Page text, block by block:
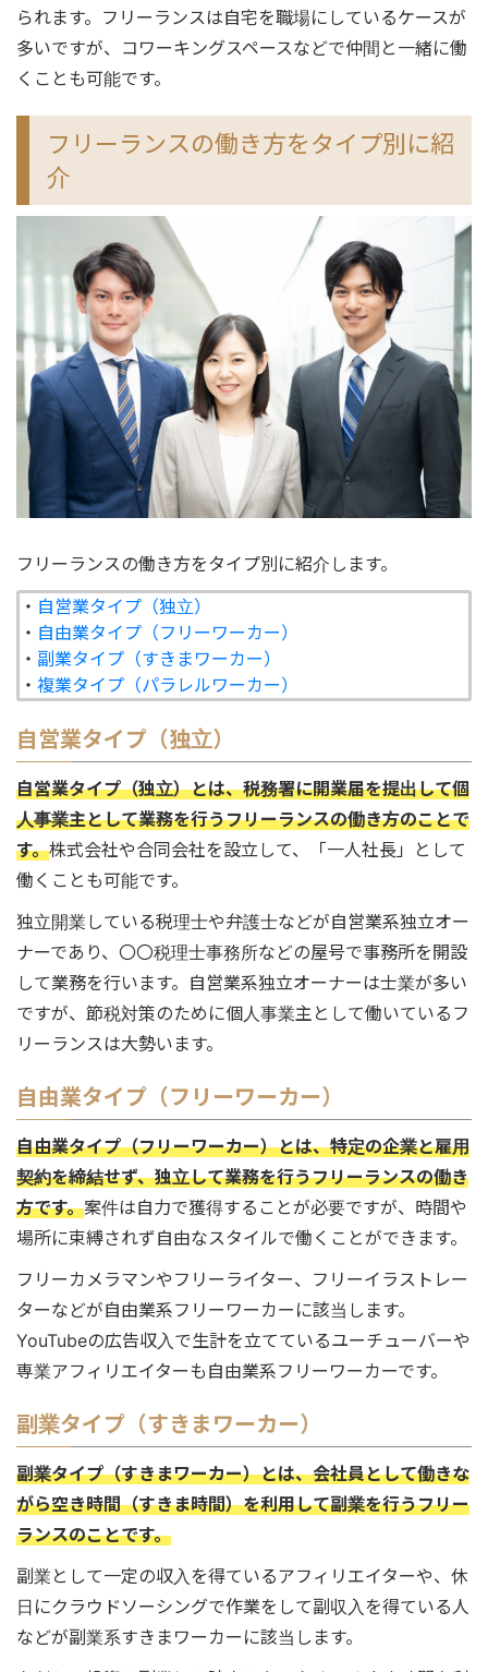
られます。フリーランスは自宅を職場にしているケースが
多いですが、コワーキングスペースなどで仲間と一緒に働
くことも可能です。
フリーランスの働き方をタイプ別に紹
介
フリーランスの働き方をタイプ別に紹介します。
・ 自営業タイプ（独立）
・ 自由業タイプ（フリーワーカー）
・ 副業タイプ（すきまワーカー）
・ 複業タイプ（パラレルワーカー）
自営業タイプ（独立）
自営業タイプ（独立）とは、税務署に開業届を提出して個
人事業主として業務を行うフリーランスの働き方のことで
す。株式会社や合同会社を設立して、「一人社長」として
働くことも可能です。
独立開業している税理士や弁護士などが自営業系独立オー
ナーであり、〇〇税理士事務所などの屋号で事務所を開設
して業務を行います。自営業系独立オーナーは士業が多い
ですが、節税対策のために個人事業主として働いているフ
リーランスは大勢います。
自由業タイプ（フリーワーカー）
自由業タイプ（フリーワーカー）とは、特定の企業と雇用
契約を締結せず、独立して業務を行うフリーランスの働き
方です。案件は自力で獲得することが必要ですが、時間や
場所に束縛されず自由なスタイルで働くことができます。
フリーカメラマンやフリーライター、フリーイラストレー
ターなどが自由業系フリーワーカーに該当します。
YouTubeの広告収入で生計を立てているユーチューバーや
専業アフィリエイターも自由業系フリーワーカーです。
副業タイプ（すきまワーカー）
副業タイプ（すきまワーカー）とは、会社員として働きな
がら空き時間（すきま時間）を利用して副業を行うフリー
ランスのことです。
副業として一定の収入を得ているアフィリエイターや、休
日にクラウドソーシングで作業をして副収入を得ている人
などが副業系すきまワーカーに該当します。